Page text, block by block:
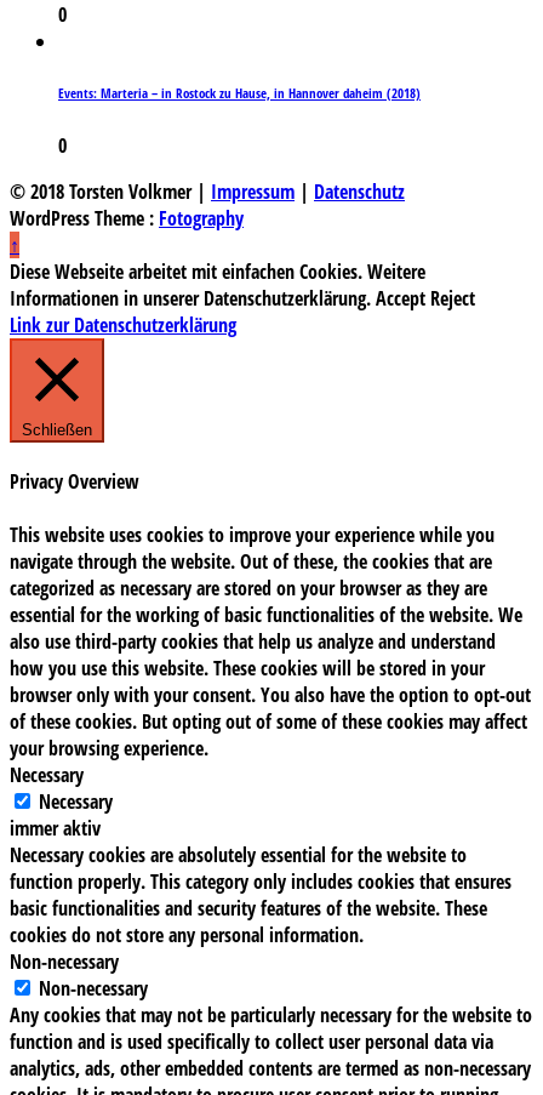
0
Events: Marteria – in Rostock zu Hause, in Hannover daheim (2018)
0
© 2018 Torsten Volkmer | Impressum | Datenschutz
WordPress Theme : Fotography
↑
Diese Webseite arbeitet mit einfachen Cookies. Weitere
Informationen in unserer Datenschutzerklärung.Accept Reject
Link zur Datenschutzerklärung
Schließen
Privacy Overview
This website uses cookies to improve your experience while you
navigate through the website. Out of these, the cookies that are
categorized as necessary are stored on your browser as they are
essential for the working of basic functionalities of the website. We
also use third-party cookies that help us analyze and understand
how you use this website. These cookies will be stored in your
browser only with your consent. You also have the option to opt-out
of these cookies. But opting out of some of these cookies may affect
your browsing experience.
Necessary
Necessary
immer aktiv
Necessary cookies are absolutely essential for the website to
function properly. This category only includes cookies that ensures
basic functionalities and security features of the website. These
cookies do not store any personal information.
Non-necessary
Non-necessary
Any cookies that may not be particularly necessary for the website to
function and is used specifically to collect user personal data via
analytics, ads, other embedded contents are termed as non-necessary